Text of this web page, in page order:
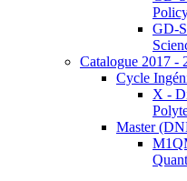
GD-
Catalogue 2017 -
Cycle
X -
Master